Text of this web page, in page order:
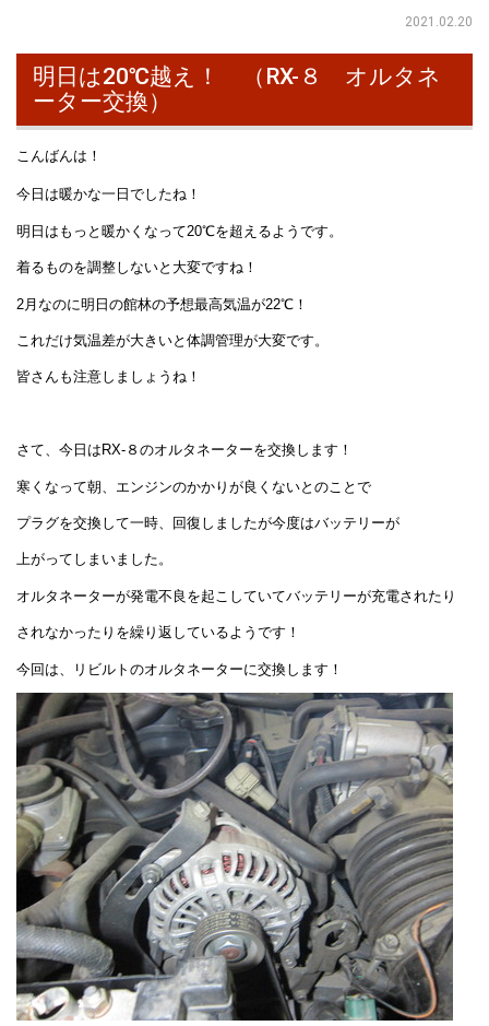
2021.02.20
明日は20℃越え！ （RX-８ オルタネ
ーター交換）
こんばんは！
今日は暖かな一日でしたね！
明日はもっと暖かくなって20℃を超えるようです。
着るものを調整しないと大変ですね！
2月なのに明日の館林の予想最高気温が22℃！
これだけ気温差が大きいと体調管理が大変です。
皆さんも注意しましょうね！
さて、今日はRX-８のオルタネーターを交換します！
寒くなって朝、エンジンのかかりが良くないとのことで
プラグを交換して一時、回復しましたが今度はバッテリーが
上がってしまいました。
オルタネーターが発電不良を起こしていてバッテリーが充電されたり
されなかったりを繰り返しているようです！
今回は、リビルトのオルタネーターに交換します！